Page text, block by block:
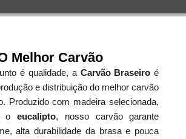
Melhor Carvão
é qualidade, a Carvão Braseiro é
e distribuição do melhor carvão
Produzido com madeira selecionada,
oeucalipto, nosso carvão garante
alta durabilidade da brasa e pouca